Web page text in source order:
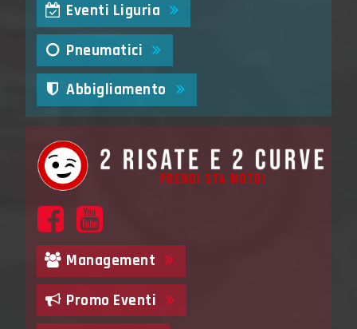
Eventi Liguria
Pneumatici
Abbigliamento
Management
Promo Eventi